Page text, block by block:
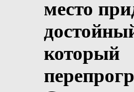
место
который